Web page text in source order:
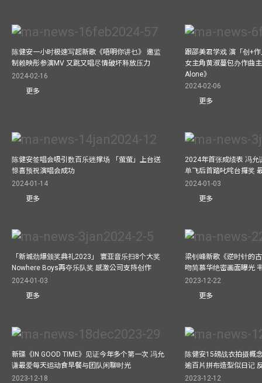
陈健安一小时极速写起新歌《唔明你讲乜》 邀监
制赖映彤参演MV 又跳又唱尽情破坏释放压力
2024-02-16
更多
跟邵美君学戏 演「创+
女主角黄淑蔓包办作曲
Alone》
2024-02-06
更多
陈健安签唱会吸引数百乐迷撑场 「萤萤」上台送
惊喜预祝演唱会成功
2024-01-14
更多
2024年首张成绩表 冯允
单飞后首踏叱咤台攞奖
2024-01-03
更多
「新城劲爆颁奖典礼2023」 寰亚音乐扫8个大奖
Nowhere Boys再夺乐队奖 感激公司支持创作
2024-01-03
更多
梁钊峰新歌《逆时针的
吻简慕华绝密画面曝光
2023-12-22
更多
新碟《IN GOOD TIME》见证今年多个第一次 冯允
谦最爱每天运动食早餐与团队闲聊时光
2023-12-18
陈健安15磅战衣拍摄概
逾百片拼布造型似日记
2023-12-12